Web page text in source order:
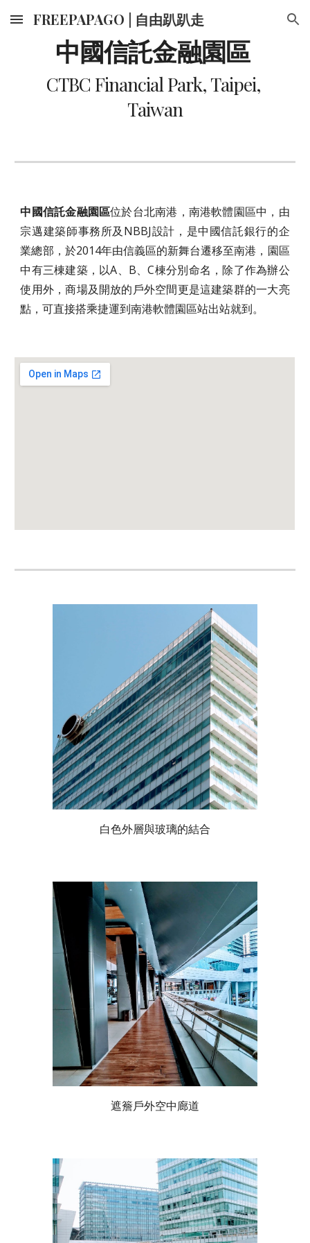
Skip to main content Skip to navigation
FREEPAPAGO | 自由趴趴走
中國信託金融園區
CTBC Financial Park, Taipei,
Taiwan
中國信託金融園區位於台北南港，南港軟體園區中，由
宗邁建築師事務所及NBBJ設計，是中國信託銀行的企
業總部，於2014年由信義區的新舞台遷移至南港，園區
中有三棟建築，以A、B、C棟分別命名，除了作為辦公
使用外，商場及開放的戶外空間更是這建築群的一大亮
點，可直接搭乘捷運到南港軟體園區站出站就到。
白色外層與玻璃的結合
遮簷戶外空中廊道